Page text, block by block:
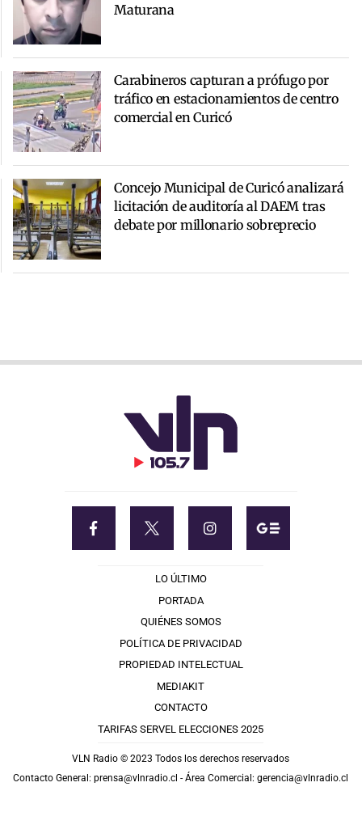
Maturana
Carabineros capturan a prófugo por
tráfico en estacionamientos de centro
comercial en Curicó
Concejo Municipal de Curicó analizará
licitación de auditoría al DAEM tras
debate por millonario sobreprecio
LO ÚLTIMO
PORTADA
QUIÉNES SOMOS
POLÍTICA DE PRIVACIDAD
PROPIEDAD INTELECTUAL
MEDIAKIT
CONTACTO
TARIFAS SERVEL ELECCIONES 2025
VLN Radio © 2023 Todos los derechos reservados
Contacto General:prensa@vlnradio.cl - Área Comercial:gerencia@vlnradio.cl